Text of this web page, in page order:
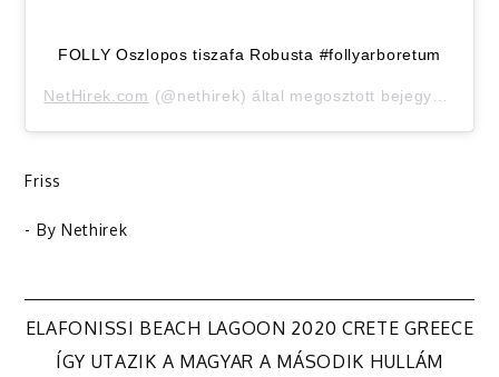
FOLLY Oszlopos tiszafa Robusta #follyarboretum
NetHirek.com (@nethirek) által megosztott bejegyzés,
Friss
- By Nethirek
Bejegyzés
ELAFONISSI BEACH LAGOON 2020 CRETE GREECE
ÍGY UTAZIK A MAGYAR A MÁSODIK HULLÁM